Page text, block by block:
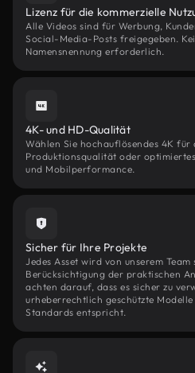
Lizenz für die kommerzielle
Alle Videos sind für Werbung,
Social-Media-Posts freigegeben.
Namensnennung erforderlich.
4K- und HD-Qualität
Wählen Sie hochauflösendes 4K für
Produktionsqualität oder
und Mobilperformance.
Sicher für Ihre Projekte
Jedes Asset wird von unserem
Berücksichtigung der praktischen
achten darauf, dass es sicher zu
urheberrechtlich geschützte
Standards entspricht.